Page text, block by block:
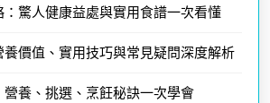
：驚人健康益處與實用食譜一次看懂
價值、實用技巧與常見疑問深度解析
養、挑選、烹飪秘訣一次學會